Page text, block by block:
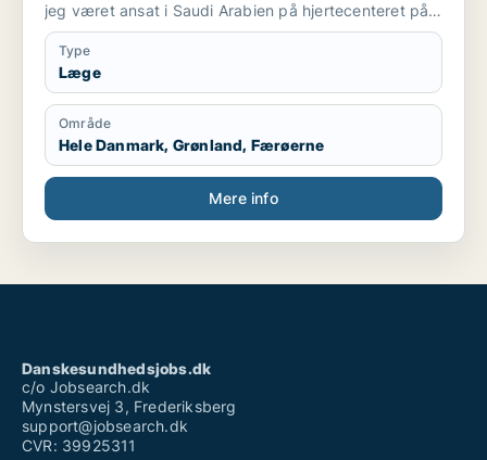
jeg været ansat i Saudi Arabien på hjertecenteret på
to højprofilerede hospitaler, King Faisal Specialist
Hospital og King Fahad Medical City. Jeg har været
tilknyttet “The royal Clinic”, som tog vare på den
saudiske konge.
Jeg sluttede i december 2019
Type
Læge
Område
Hele Danmark, Grønland, Færøerne
Mere info
Danskesundhedsjobs.dk
c/o Jobsearch.dk
Mynstersvej 3, Frederiksberg
support@jobsearch.dk
CVR: 39925311